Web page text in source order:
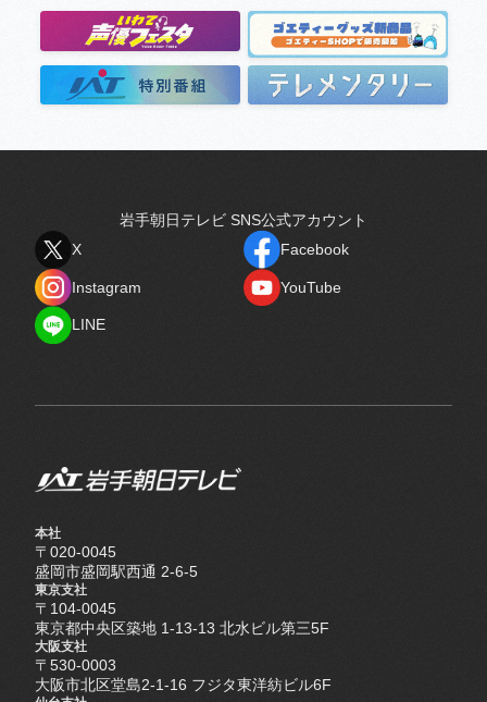
岩手朝日テレビ SNS公式アカウント
X
Facebook
Instagram
YouTube
LINE
本社
〒020-0045
盛岡市盛岡駅西通 2-6-5
東京支社
〒104-0045
東京都中央区築地 1-13-13 北水ビル第三5F
大阪支社
〒530-0003
大阪市北区堂島2-1-16 フジタ東洋紡ビル6F